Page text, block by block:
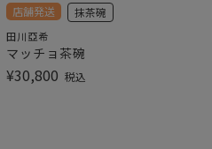
店舗発送 抹茶碗
田川亞希
マッチョ茶碗
¥30,800 税込